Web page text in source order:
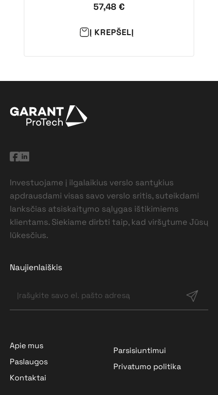
57,48 €
Į KREPŠELĮ
Investuojame į ilgalaikius verslo santykius
apdrausdami visas savo verslo sritis, suteikdami
lanksčias atsiskaitymo sąlygas ištikimiems
klientams. Siekiame dirbti taip, kad viršytume Jūsų
lūkesčius.
Naujienlaiškis
Apie mus
Paslaugos
Kontaktai
Parsisiuntimui
Privatumo politika